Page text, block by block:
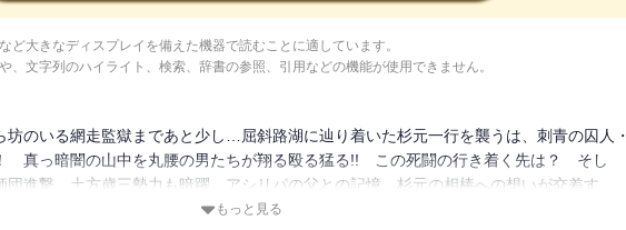
ど大きなディスプレイを備えた機器で読むことに適しています。
、文字列のハイライト、検索、辞書の参照、引用などの機能が使用できません。
坊のいる網走監獄まであと少し…屈斜路湖に辿り着いた杉元一行を襲うは、刺青の囚人・
真っ暗闇の山中を丸腰の男たちが翔る殴る猛る!! この死闘の行き着く先は？ そし
団進撃、土方歳三勢力も暗躍。アシリパの父との記憶、杉元の相棒への想いが交差す
もっと見る